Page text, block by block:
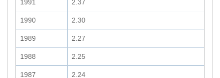
1991 2.37
1990 2.30
1989 2.27
1988 2.25
1987 2.24